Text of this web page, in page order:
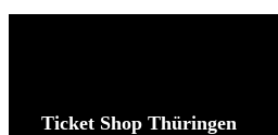
Ticket Shop Thüringen